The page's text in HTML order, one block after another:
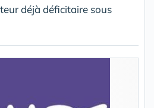
déjà déficitaire sous